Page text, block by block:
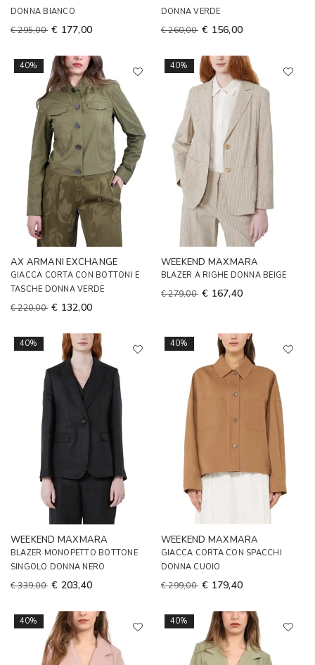
DONNA BIANCO
€ 295,00 € 177,00
DONNA VERDE
€ 260,00 € 156,00
40%
AX ARMANI EXCHANGE
GIACCA CORTA CON BOTTONI E
TASCHE DONNA VERDE
€ 220,00 € 132,00
40%
WEEKEND MAXMARA
BLAZER A RIGHE DONNA BEIGE
€ 279,00 € 167,40
40%
WEEKEND MAXMARA
BLAZER MONOPETTO BOTTONE
SINGOLO DONNA NERO
€ 339,00 € 203,40
40%
WEEKEND MAXMARA
GIACCA CORTA CON SPACCHI
DONNA CUOIO
€ 299,00 € 179,40
40% 40%